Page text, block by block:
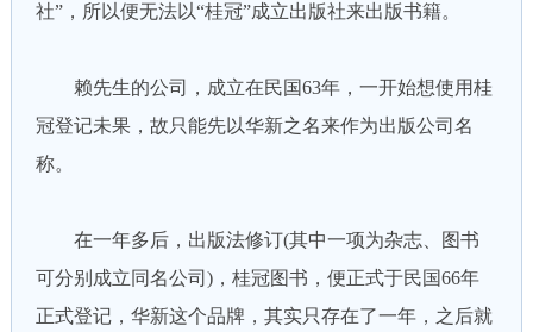
社”，所以便无法以“桂冠”成立出版社来出版书籍。
赖先生的公司，成立在民国63年，一开始想使用桂
冠登记未果，故只能先以华新之名来作为出版公司名
称。
在一年多后，出版法修订(其中一项为杂志、图书
可分别成立同名公司)，桂冠图书，便正式于民国66年
正式登记，华新这个品牌，其实只存在了一年，之后就